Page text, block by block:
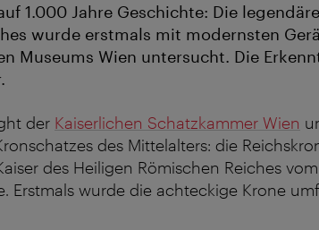
1.000 Jahre Geschichte: Die
wurde erstmals mit modernsten
Museums Wien untersucht. Die
der Kaiserlichen Schatzkammer Wien
des Mittelalters: die
des Heiligen Römischen Reiches
Erstmals wurde die achteckige Krone